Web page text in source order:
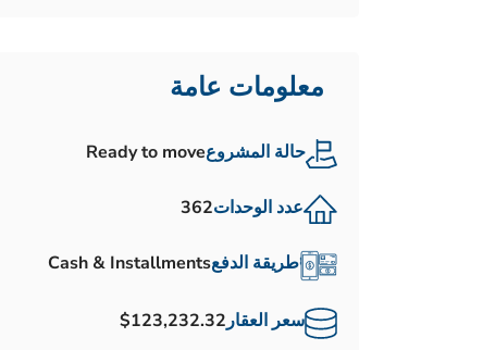
معلومات عامة
حالة المشروعReady to move
عدد الوحدات362
طريقة الدفعCash & Installments
سعر العقار$123,232.32